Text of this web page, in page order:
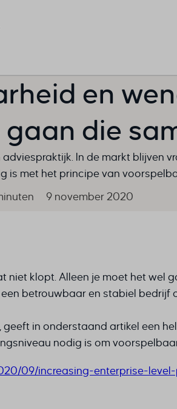
en
gaan die
In de markt blijven
is met het principe van
9 november 2020
niet klopt. Alleen je moet het wel
betrouwbaar en stabiel bedrijf
, geeft in onderstaand artikel een
nodig is om
09/increasing-enterprise-